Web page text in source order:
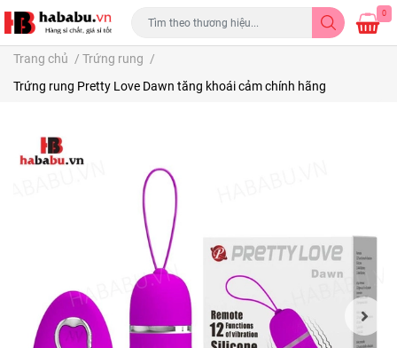
0
Trang chủ / Trứng rung /
Trứng rung Pretty Love Dawn tăng khoái cảm chính hãng